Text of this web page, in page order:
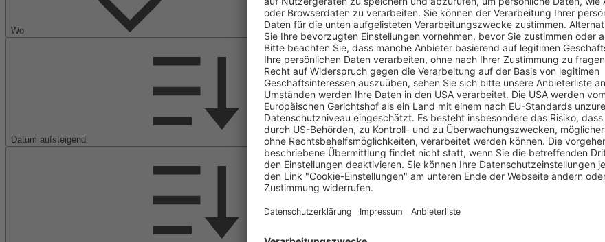
Wo
Datum aufsteigend